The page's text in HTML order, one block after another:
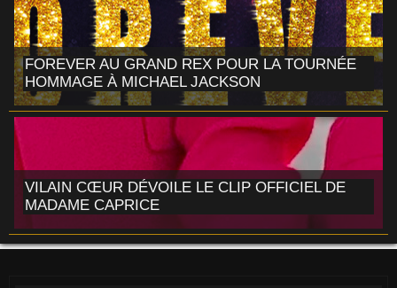
FOREVER AU GRAND REX POUR LA TOURNÉE
HOMMAGE À MICHAEL JACKSON
VILAIN CŒUR DÉVOILE LE CLIP OFFICIEL DE
MADAME CAPRICE